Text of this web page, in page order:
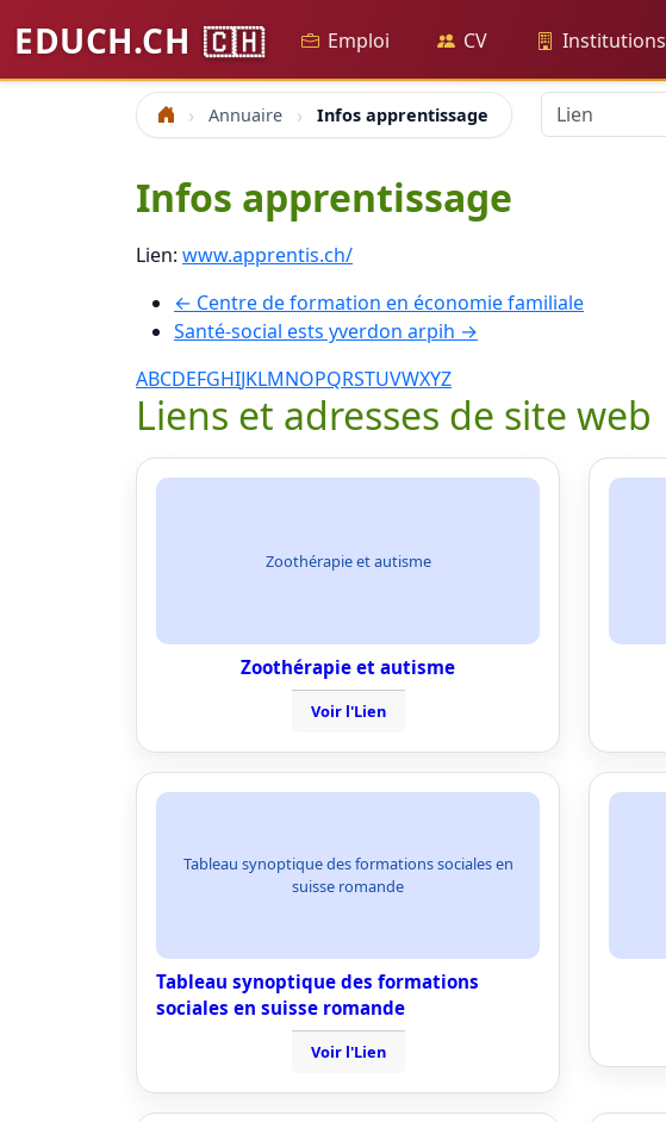
EDUCH.CH 🇨🇭 Emploi CV Institutions
Accueil Annuaire Infos apprentissage
Infos apprentissage
Lien: www.apprentis.ch/
← Centre de formation en économie familiale
Santé-social ests yverdon arpih →
ABCDEFGHIJKLMNOPQRSTUVWXYZ
Liens et adresses de site web
Zoothérapie et autisme
Zoothérapie et autisme
Voir l'Lien
Tableau synoptique des formations sociales en
suisse romande
Tableau synoptique des formations
sociales en suisse romande
Voir l'Lien